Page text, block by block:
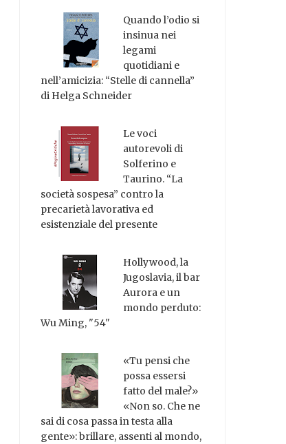
Quando l’odio si
insinua nei
legami
quotidiani e
nell’amicizia: “Stelle di cannella”
di Helga Schneider
Le voci
autorevoli di
Solferino e
Taurino. “La
società sospesa” contro la
precarietà lavorativa ed
esistenziale del presente
Hollywood, la
Jugoslavia, il bar
Aurora e un
mondo perduto:
Wu Ming, "54"
«Tu pensi che
possa essersi
fatto del male?»
«Non so. Che ne
sai di cosa passa in testa alla
gente»: brillare, assenti al mondo,